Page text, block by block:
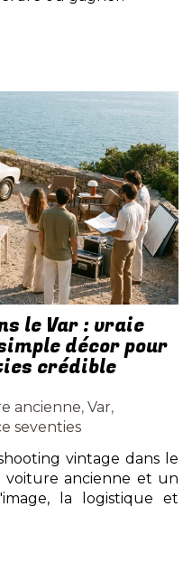
le Var : vraie
décor pour
crédible
ancienne, Var,
seventies
vintage dans le
voiture ancienne et un
la logistique et